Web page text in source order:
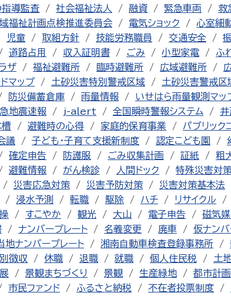
導監査
社会福祉法人 融資 緊急車両 救
福祉計画点検推進委員会 電気ショック 心室細
児童 取組方針 技能労務職員 交通安全
道路占用 収入証明書 ごみ 小型家電 ふ
ザ
福祉避難所 臨時避難所 広域避難所
マップ
土砂災害特別警戒区域 土砂災害警戒区
防災備蓄倉庫 雨量情報 いせはら雨量観測マッ
地震速報 j-alert 全国瞬時警報システム 井
避難時の心得 家庭的保育事業 パブリック
議
子ども・子育て支援新制度 認定こども園
確定申告 防護服 ごみ収集計画 証紙 粗
避難情報 がん検診 人間ドック 特殊災害対
災害応急対策 災害予防対策 災害対策基本法
浸水予測 転職 駆除 ハチ リサイクル
すこやか 観光 大山 電子申告 磁気
ナンバープレート 名義変更 廃車 仮ナン
地ナンバープレート 湘南自動車検査登録事務所
徴収 休職 退職 就職 個人住民税 土
景観まちづくり 景観 生産緑地 都市計
市民ファンド ふるさと納税 不在者投票制度